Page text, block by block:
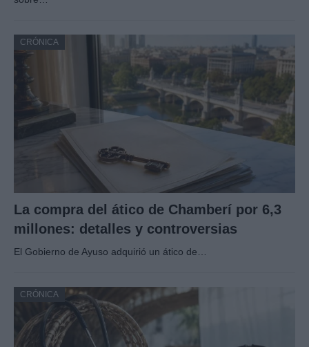
CRÓNICA
La compra del ático de Chamberí por 6,3
millones: detalles y controversias
El Gobierno de Ayuso adquirió un ático de…
CRÓNICA